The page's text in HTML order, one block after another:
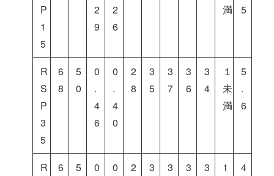
P
1
5
2
9
2
6
満
5
R
S
P
3
5
6
8
5
0
0
.
4
6
0
.
4
0
2
8
3
5
3
7
3
6
3
4
１
未
満
5
.
6
R
6
5
0
0
2
3
3
3
3
1
4